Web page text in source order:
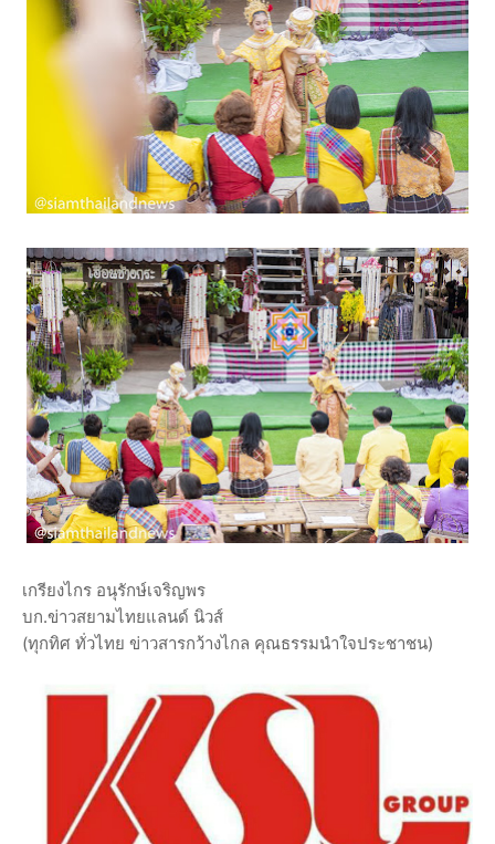
เกรียงไกร อนุรักษ์เจริญพร
บก.ข่าวสยามไทยแลนด์ นิวส์
(ทุกทิศ ทั่วไทย ข่าวสารกว้างไกล คุณธรรมนำใจประชาชน)